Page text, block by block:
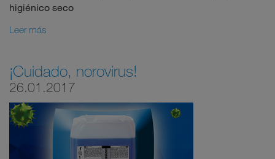
higiénico seco
Leer más
¡Cuidado, norovirus!
26.01.2017